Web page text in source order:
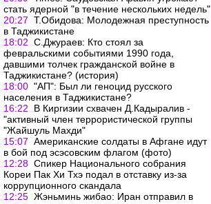
стать ядерной "в течение нескольких недель"
20:27 Т.Обидова: Молодежная преступность
в Таджикистане
18:02 С.Джураев: Кто стоял за
февральскими событиями 1990 года,
давшими толчек гражданской войне в
Таджикистане? (история)
18:00 "АП": Был ли геноцид русского
населения в Таджикистане?
16:22
В Киргизии схвачен Д.Кадыралив -
"активный член террористической группы
"Жайшуль Махди"
15:07 Американские солдаты в Афгане идут
в бой под эсэсовским флагом (фото)
12:28 Спикер Национального собрания
Кореи Пак Хи Тхэ подал в отставку из-за
коррупционного скандала
12:25 Жэньминь жибао: Иран отправил в